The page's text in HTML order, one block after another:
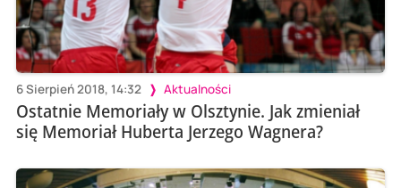
6 Sierpień 2018, 14:32 Aktualności
Ostatnie Memoriały w Olsztynie. Jak zmieniał
się Memoriał Huberta Jerzego Wagnera?